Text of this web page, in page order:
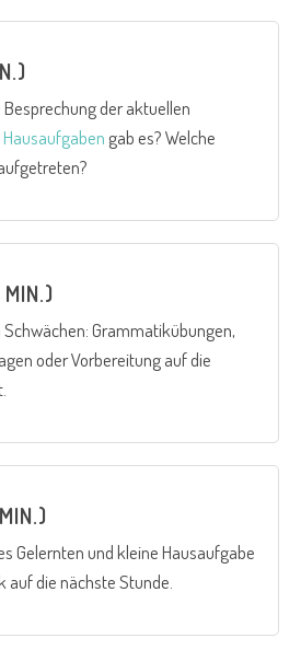
der aktuellen
Hausaufgaben gab es? Welche
Grammatikübungen,
oder Vorbereitung auf die
Gelernten und kleine Hausaufgabe
auf die nächste Stunde.